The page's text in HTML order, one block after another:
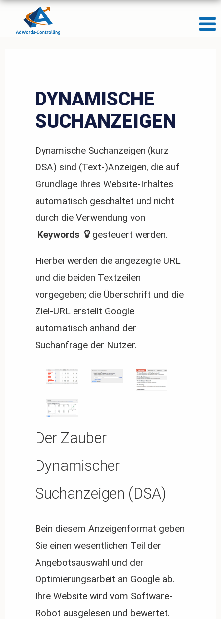
DYNAMISCHE
SUCHANZEIGEN
Dynamische Suchanzeigen (kurz
DSA) sind (Text-)Anzeigen, die auf
Grundlage Ihres Website-Inhaltes
automatisch geschaltet und nicht
durch die Verwendung von
Keywords
gesteuert werden.
Hierbei werden die angezeigte URL
und die beiden Textzeilen
vorgegeben; die Überschrift und die
Ziel-URL erstellt Google
automatisch anhand der
Suchanfrage der Nutzer.
Der Zauber
Dynamischer
Suchanzeigen (DSA)
Bein diesem Anzeigenformat geben
Sie einen wesentlichen Teil der
Angebotsauswahl und der
Optimierungsarbeit an Google ab.
Ihre Website wird vom Software-
Robot ausgelesen und bewertet.